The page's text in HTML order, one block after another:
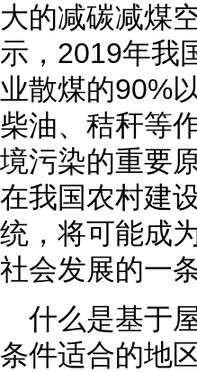
大的减碳减煤
示，2019年我
业散煤的90%
柴油、秸秆等
境污染的重要
在我国农村建
统，将可能成
社会发展的一
什么是基于
条件适合的地